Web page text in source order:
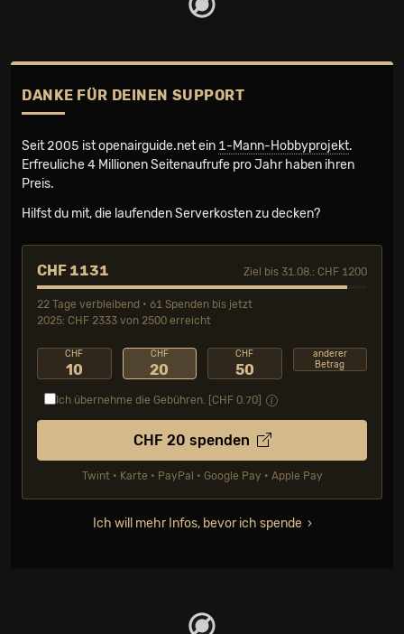
DANKE FÜR DEINEN SUPPORT
Seit 2005 ist openairguide.net ein 1-Mann-Hobbyprojekt.
Erfreuliche 4 Millionen Seiten­aufrufe pro Jahr haben ihren
Preis.
Hilfst du mit, die laufenden Serverkosten zu decken?
CHF 1131 Ziel bis 31.08.: CHF 1200
22 Tage verbleibend • 61 Spenden bis jetzt
2025: CHF 2333 von 2500 erreicht
CHF
10
CHF
20
CHF
50
anderer
Betrag
Ich übernehme die Gebühren. [CHF 0.70
CHF 20 spenden
Twint • Karte • PayPal • Google Pay • Apple Pay
Ich will mehr Infos, bevor ich spende